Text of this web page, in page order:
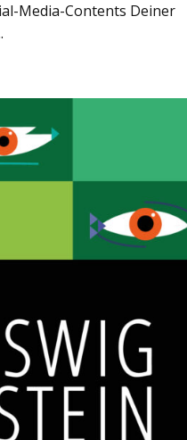
Media-Contents Deiner